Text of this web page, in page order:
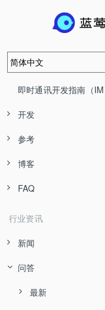
即时通讯开发指南（IM
开发
参考
博客
FAQ
行业资讯
新闻
问答
最新